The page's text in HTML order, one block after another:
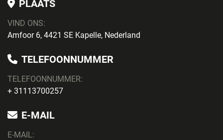
PLAATS
VIND ONS:
Amfoor 6, 4421 SE Kapelle, Nederland
TELEFOONNUMMER
TELEFOONNUMMER:
+ 31113700257
E-MAIL
E-MAIL: